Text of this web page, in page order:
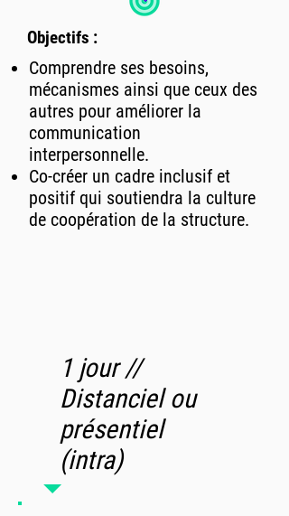
Objectifs :
Comprendre ses besoins,
mécanismes ainsi que ceux des
autres pour améliorer la
communication
interpersonnelle.
Co-créer un cadre inclusif et
positif qui soutiendra la culture
de coopération de la structure.
1 jour //
Distanciel ou
présentiel
(intra)